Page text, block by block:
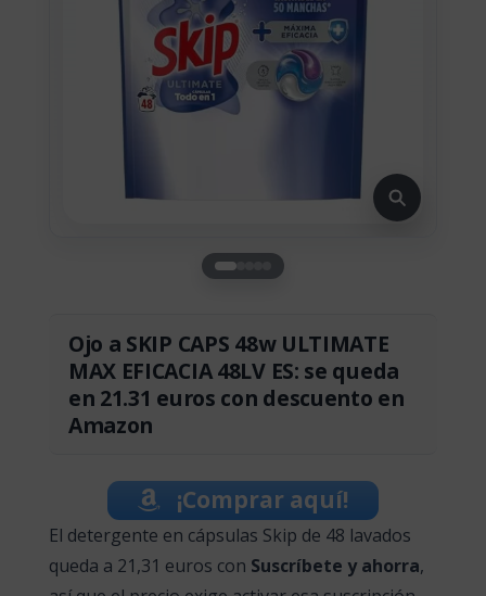
Ojo a SKIP CAPS 48w ULTIMATE
MAX EFICACIA 48LV ES: se queda
en 21.31 euros con descuento en
Amazon
¡Comprar aquí!
El detergente en cápsulas Skip de 48 lavados
queda a 21,31 euros con Suscríbete y ahorra,